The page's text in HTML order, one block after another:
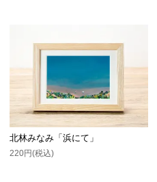
北林みなみ「浜にて」
220円(税込)